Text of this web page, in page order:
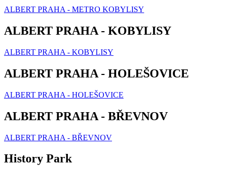
ALBERT PRAHA - METRO KOBYLISY
ALBERT PRAHA - KOBYLISY
ALBERT PRAHA - KOBYLISY
ALBERT PRAHA - HOLEŠOVICE
ALBERT PRAHA - HOLEŠOVICE
ALBERT PRAHA - BŘEVNOV
ALBERT PRAHA - BŘEVNOV
History Park